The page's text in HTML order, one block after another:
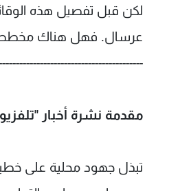
لكن قبل تفصيل هذه
عرسال. فهل هناك مخطط
مقدمة نشرة أخبار
تبذل جهود محلية على